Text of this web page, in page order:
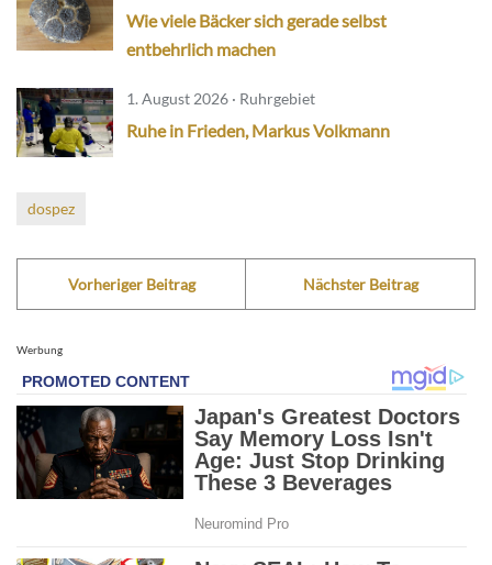
Wie viele Bäcker sich gerade selbst
entbehrlich machen
1. August 2026 · Ruhrgebiet
Ruhe in Frieden, Markus Volkmann
dospez
Vorheriger Beitrag Nächster Beitrag
Werbung